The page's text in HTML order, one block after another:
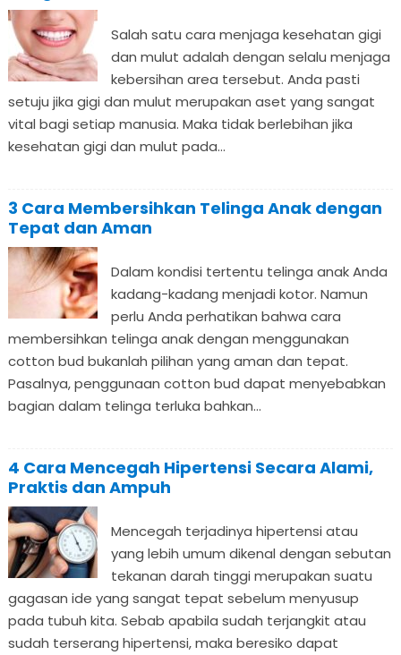
Salah satu cara menjaga kesehatan gigi
dan mulut adalah dengan selalu menjaga
kebersihan area tersebut. Anda pasti
setuju jika gigi dan mulut merupakan aset yang sangat
vital bagi setiap manusia. Maka tidak berlebihan jika
kesehatan gigi dan mulut pada...
3 Cara Membersihkan Telinga Anak dengan
Tepat dan Aman
Dalam kondisi tertentu telinga anak Anda
kadang-kadang menjadi kotor. Namun
perlu Anda perhatikan bahwa cara
membersihkan telinga anak dengan menggunakan
cotton bud bukanlah pilihan yang aman dan tepat.
Pasalnya, penggunaan cotton bud dapat menyebabkan
bagian dalam telinga terluka bahkan...
4 Cara Mencegah Hipertensi Secara Alami,
Praktis dan Ampuh
Mencegah terjadinya hipertensi atau
yang lebih umum dikenal dengan sebutan
tekanan darah tinggi merupakan suatu
gagasan ide yang sangat tepat sebelum menyusup
pada tubuh kita. Sebab apabila sudah terjangkit atau
sudah terserang hipertensi, maka beresiko dapat